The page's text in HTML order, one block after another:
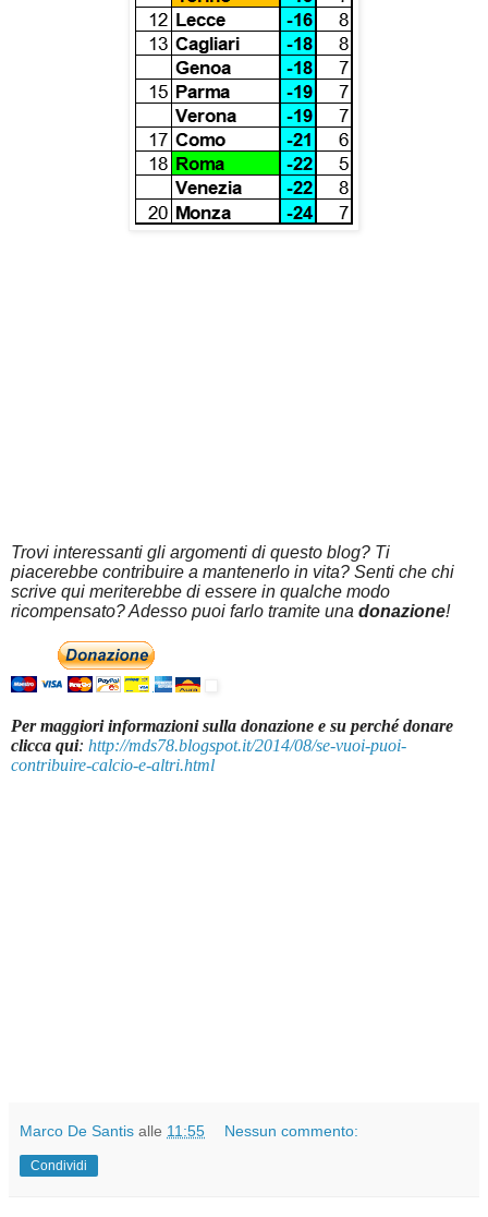
Trovi interessanti gli argomenti di questo blog? Ti
piacerebbe contribuire a mantenerlo in vita? Senti che chi
scrive qui meriterebbe di essere in qualche modo
ricompensato? Adesso puoi farlo tramite una donazione!
Per maggiori informazioni sulla donazione e su perché donare
clicca qui: http://mds78.blogspot.it/2014/08/se-vuoi-puoi-
contribuire-calcio-e-altri.html
Marco De Santis alle 11:55 Nessun commento:
Condividi